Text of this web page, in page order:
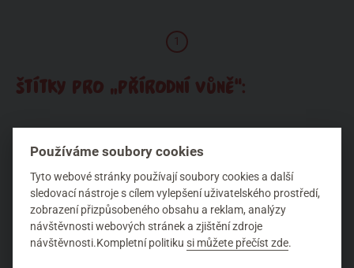
1
ŠTÍTKY PRO „PŘÍRODNÍ VŮNĚ“:
BiOOO Akademie Certifikáty Coslys Deodoranty
Esenciální oleje Faith in Nature Faran
květové esence Léto
Používáme soubory cookies
Tyto webové stránky používají soubory cookies a další
sledovací nástroje s cílem vylepšení uživatelského prostředí,
zobrazení přizpůsobeného obsahu a reklam, analýzy
návštěvnosti webových stránek a zjištění zdroje
návštěvnosti.Kompletní politikusi můžete přečíst zde.